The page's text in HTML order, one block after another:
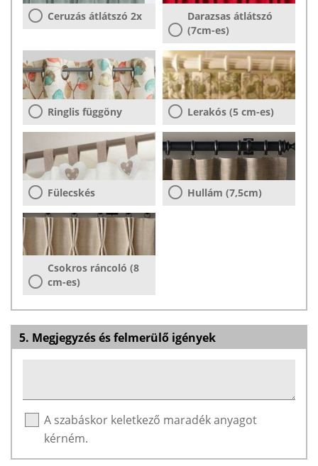
Ceruzás átlátszó 2x
Darazsas átlátszó
(7cm-es)
Ringlis függöny Lerakós (5 cm-es)
Fülecskés Hullám (7,5cm)
Csokros ráncoló (8
cm-es)
5. Megjegyzés és felmerülő igények
A szabáskor keletkező maradék anyagot
kérném.